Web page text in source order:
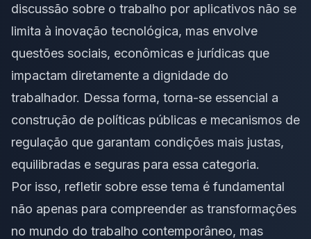
discussão sobre o trabalho por aplicativos não se
limita à inovação tecnológica, mas envolve
questões sociais, econômicas e jurídicas que
impactam diretamente a dignidade do
trabalhador. Dessa forma, torna-se essencial a
construção de políticas públicas e mecanismos de
regulação que garantam condições mais justas,
equilibradas e seguras para essa categoria.
Por isso, refletir sobre esse tema é fundamental
não apenas para compreender as transformações
no mundo do trabalho contemporâneo, mas